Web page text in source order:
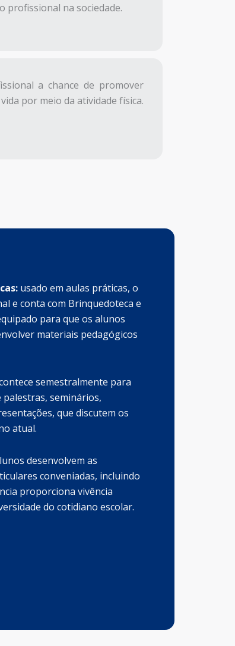
profissional na sociedade.
a chance de promover
por meio da atividade física.
usado em aulas práticas, o
e conta com Brinquedoteca e
para que os alunos
materiais pedagógicos
semestralmente para
seminários,
que discutem os
atual.
desenvolvem as
conveniadas, incluindo
proporciona vivência
do cotidiano escolar.